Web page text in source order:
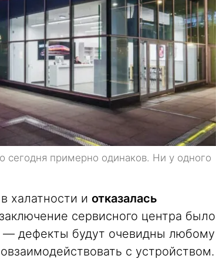
сегодня примерно одинаков. Ни у одного
халатности и отказалась
сервисного центра было
дефекты будут очевидны любому
с устройством.